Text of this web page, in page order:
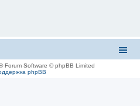
Forum Software © phpBB Limited
phpBB